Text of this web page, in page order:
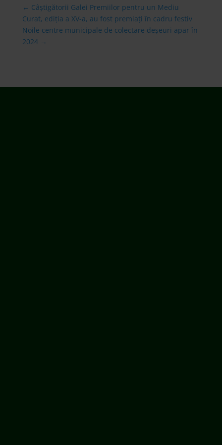
← Câștigătorii Galei Premiilor pentru un Mediu
Curat, ediția a XV-a, au fost premiați în cadru festiv
Noile centre municipale de colectare deșeuri apar în
2024→